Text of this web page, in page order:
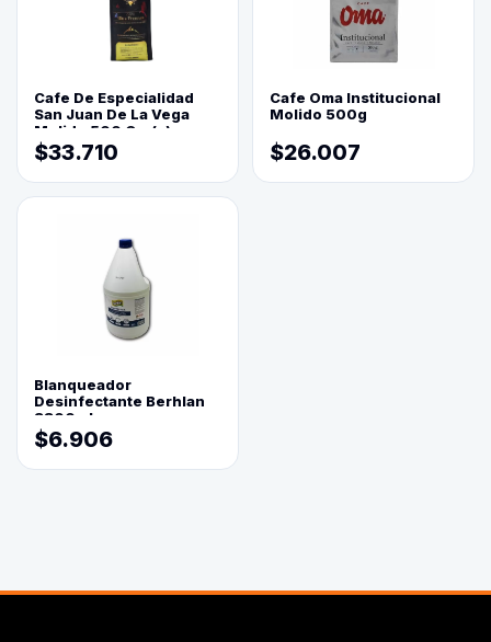
Cafe De Especialidad
San Juan De La Vega
Molido 500 Grs(=)
$33.710
Cafe Oma Institucional
Molido 500g
$26.007
Blanqueador
Desinfectante Berhlan
3800ml
$6.906